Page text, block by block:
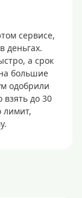
сервисе,
деньгах.
а срок
большие
одобрили
до 30
лимит,